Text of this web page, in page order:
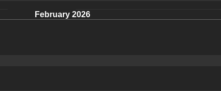
February 2026